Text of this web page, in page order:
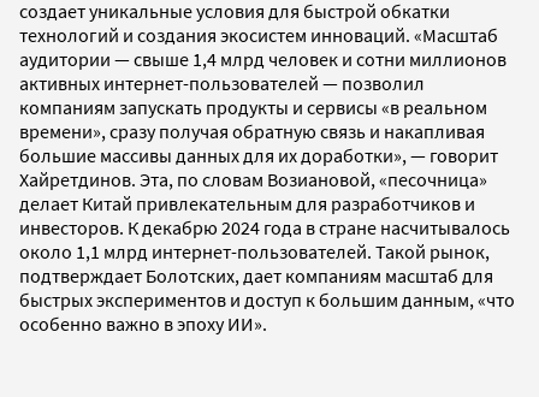
создает уникальные условия для быстрой обкатки
технологий и создания экосистем инноваций. «Масштаб
аудитории — свыше 1,4 млрд человек и сотни миллионов
активных интернет-пользователей — позволил
компаниям запускать продукты и сервисы «в реальном
времени», сразу получая обратную связь и накапливая
большие массивы данных для их доработки», — говорит
Хайретдинов. Эта, по словам Возиановой, «песочница»
делает Китай привлекательным для разработчиков и
инвесторов. К декабрю 2024 года в стране насчитывалось
около 1,1 млрд интернет-пользователей. Такой рынок,
подтверждает Болотских, дает компаниям масштаб для
быстрых экспериментов и доступ к большим данным, «что
особенно важно в эпоху ИИ».